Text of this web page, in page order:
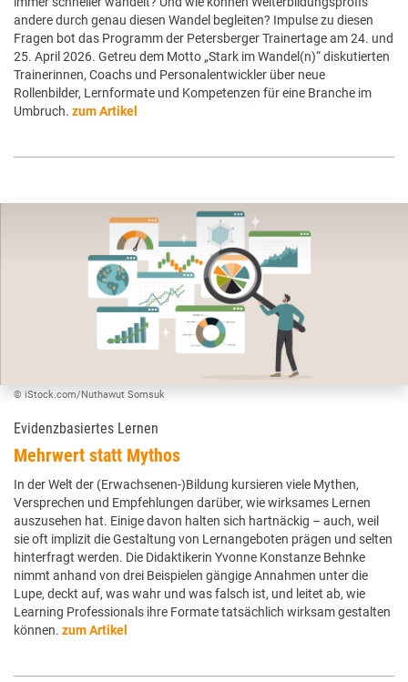
andere durch genau diesen Wandel begleiten? Impulse zu diesen
Fragen bot das Programm der Petersberger Trainertage am 24. und
25. April 2026. Getreu dem Motto „Stark im Wandel(n)“ diskutierten
Trainerinnen, Coachs und Personalentwickler über neue
Rollenbilder, Lernformate und Kompetenzen für eine Branche im
Umbruch. zum Artikel
© iStock.com/Nuthawut Somsuk
Evidenzbasiertes Lernen
Mehrwert statt Mythos
In der Welt der (Erwachsenen-)Bildung kursieren viele Mythen,
Versprechen und Empfehlungen darüber, wie wirksames Lernen
auszusehen hat. Einige davon halten sich hartnäckig – auch, weil
sie oft implizit die Gestaltung von Lernangeboten prägen und selten
hinterfragt werden. Die Didaktikerin Yvonne Konstanze Behnke
nimmt anhand von drei Beispielen gängige Annahmen unter die
Lupe, deckt auf, was wahr und was falsch ist, und leitet ab, wie
Learning Professionals ihre Formate tatsächlich wirksam gestalten
können. zum Artikel